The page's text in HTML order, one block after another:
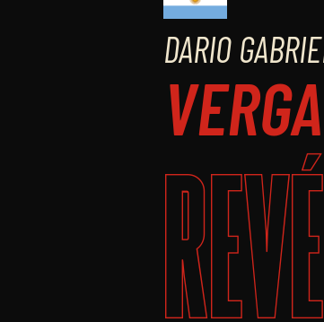
DARIO